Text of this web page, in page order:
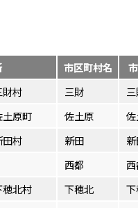
市区町村名
財村 三財
土原町 佐土原
田村 新田
西都
穂北村 下穂北